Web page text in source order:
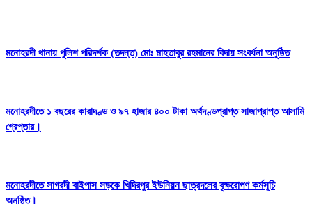
মনোহরদী থানায় পুলিশ পরিদর্শক (তদন্ত) মোঃ মাহতাবুর রহমানের বিদায় সংবর্ধনা অনুষ্ঠিত
মনোহরদীতে ১ বছরের কারাদণ্ড ও ৯৭ হাজার ৪০০ টাকা অর্থদণ্ডপ্রাপ্ত সাজাপ্রাপ্ত আসামি
গ্রেপ্তার।
মনোহরদীতে সাগরদী বাইপাস সড়কে খিদিরপুর ইউনিয়ন ছাত্রদলের বৃক্ষরোপণ কর্মসূচি
অনুষ্ঠিত।